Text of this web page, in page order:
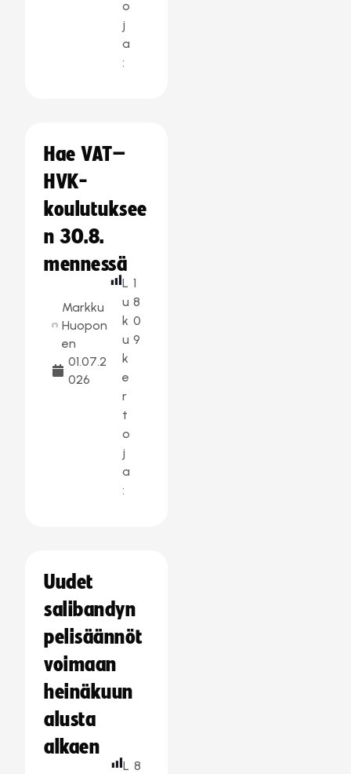
o
j
a
:
Hae VAT–
HVK-
koulutuksee
n 30.8.
mennessä
Markku
Huopon
en
01.07.2
026
L
u
k
u
k
e
r
t
o
j
a
:
1
8
0
9
Uudet
salibandyn
pelisäännöt
voimaan
heinäkuun
alusta
alkaen
L 8